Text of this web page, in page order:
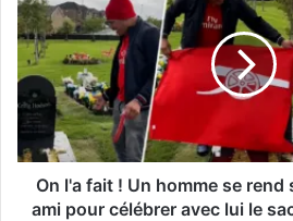
On l'a fait ! Un homme se
ami pour célébrer avec lui le